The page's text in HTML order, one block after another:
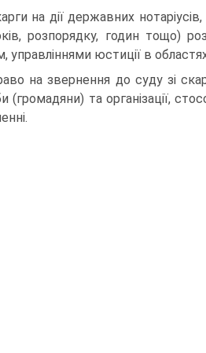
на дії державних
розпорядку, годин тощо)
управліннями юстиції в
на звернення до суду зі
(громадяни) та організації,